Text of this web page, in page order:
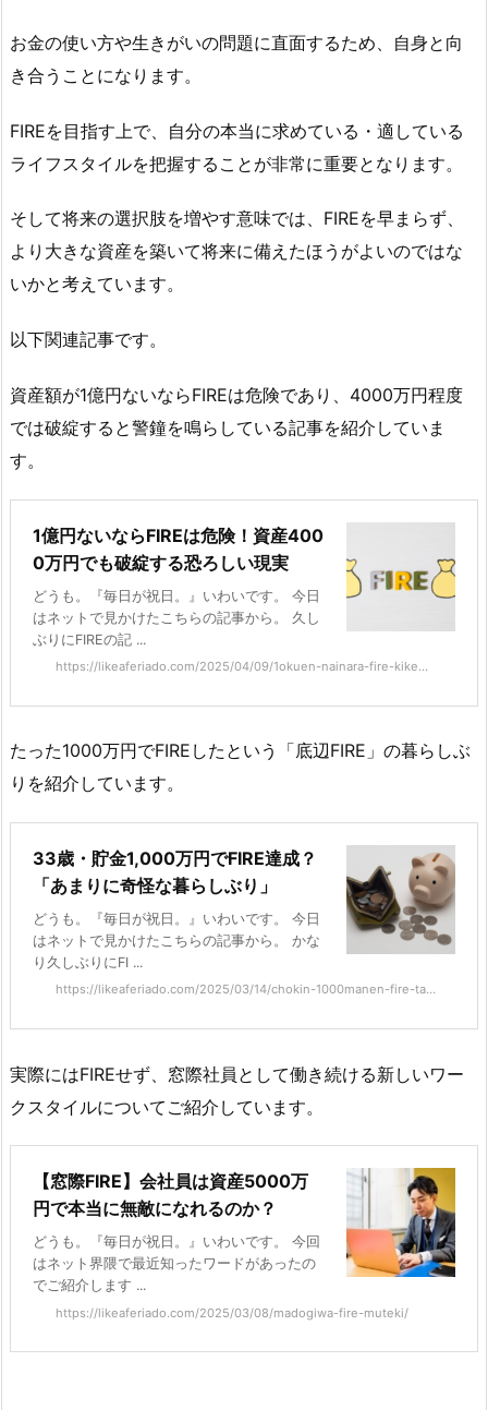
お金の使い方や生きがいの問題に直面するため、自身と向
き合うことになります。
FIREを目指す上で、自分の本当に求めている・適している
ライフスタイルを把握することが非常に重要となります。
そして将来の選択肢を増やす意味では、FIREを早まらず、
より大きな資産を築いて将来に備えたほうがよいのではな
いかと考えています。
以下関連記事です。
資産額が1億円ないならFIREは危険であり、4000万円程度
では破綻すると警鐘を鳴らしている記事を紹介していま
す。
1億円ないならFIREは危険！資産400
0万円でも破綻する恐ろしい現実
どうも。『毎日が祝日。』いわいです。 今日
はネットで見かけたこちらの記事から。 久し
ぶりにFIREの記 ...
https://likeaferiado.com/2025/04/09/1okuen-nainara-fire-kike...
たった1000万円でFIREしたという「底辺FIRE」の暮らしぶ
りを紹介しています。
33歳・貯金1,000万円でFIRE達成？
「あまりに奇怪な暮らしぶり」
どうも。『毎日が祝日。』いわいです。 今日
はネットで見かけたこちらの記事から。 かな
り久しぶりにFI ...
https://likeaferiado.com/2025/03/14/chokin-1000manen-fire-ta...
実際にはFIREせず、窓際社員として働き続ける新しいワー
クスタイルについてご紹介しています。
【窓際FIRE】会社員は資産5000万
円で本当に無敵になれるのか？
どうも。『毎日が祝日。』いわいです。 今回
はネット界隈で最近知ったワードがあったの
でご紹介します ...
https://likeaferiado.com/2025/03/08/madogiwa-fire-muteki/